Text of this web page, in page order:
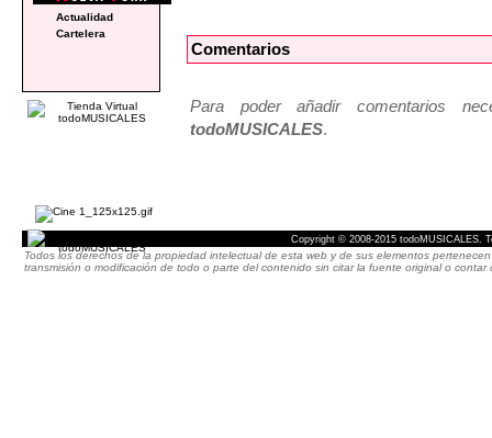
Comentarios
Para poder añadir comentarios
todoMUSICALES.
Actualidad
Cartelera
Copyright © 2008-2015 todoMUSICALES.
Todos los derechos de la propiedad intelectual de esta web y de sus elementos
transmisión o modificación de todo o parte del contenido sin citar la fuente original o